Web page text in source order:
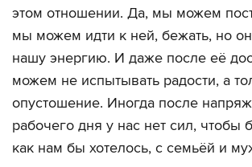
этом отношении. Да, мы можем
мы можем идти к ней, бежать, но
нашу энергию. И даже после её
можем не испытывать радости, а
опустошение. Иногда после
рабочего дня у нас нет сил, чтобы
как нам бы хотелось, с семьёй и